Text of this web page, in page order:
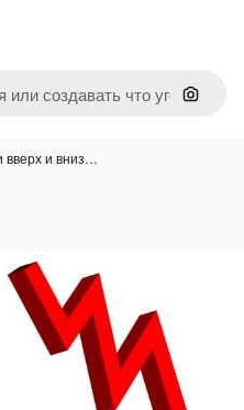
Поиск
вверх и вниз…